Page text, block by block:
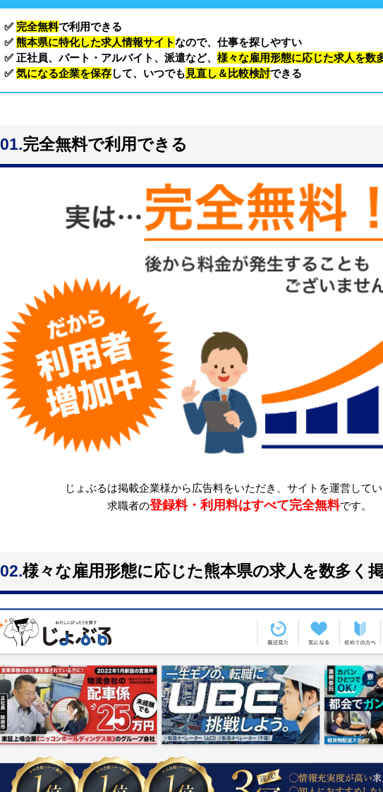
✅ 完全無料で利用できる
✅ 熊本県に特化した求人情報サイトなので、仕事を探しやすい
✅ 正社員、パート・アルバイト、派遣など、 様々な雇用形態に応じた求人を数
✅ 気になる企業を保存して、いつでも 見直し＆比較検討できる
01.完全無料で利用できる
じょぶるは掲載企業様から広告料をいただき、サイトを運営して
求職者の登録料・利用料はすべて完全無料です。
02.様々な雇用形態に応じた熊本県の求人を数多く